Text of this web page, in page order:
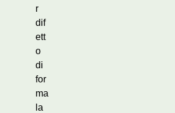
r
dif
ett
o
di
for
ma
la